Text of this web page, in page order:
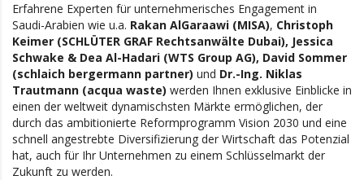
Erfahrene Experten für unternehmerisches Engagement in
Saudi-Arabien wie u.a. Rakan AlGaraawi (MISA), Christoph
Keimer (SCHLÜTER GRAF Rechtsanwälte Dubai), Jessica
Schwake & Dea Al-Hadari (WTS Group AG), David Sommer
(schlaich bergermann partner) und Dr.-Ing. Niklas
Trautmann (acqua waste) werden Ihnen exklusive Einblicke in
einen der weltweit dynamischsten Märkte ermöglichen, der
durch das ambitionierte Reformprogramm Vision 2030 und eine
schnell angestrebte Diversifizierung der Wirtschaft das Potenzial
hat, auch für Ihr Unternehmen zu einem Schlüsselmarkt der
Zukunft zu werden.